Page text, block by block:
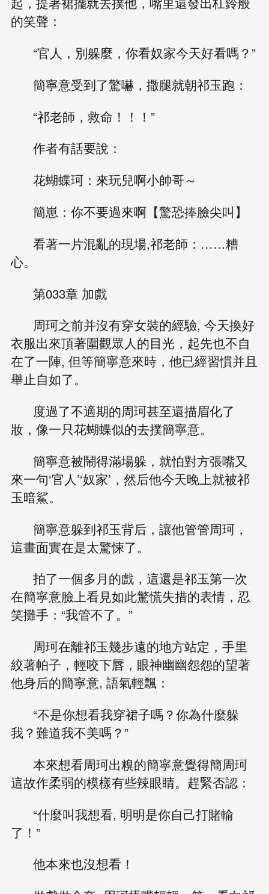
的笑聲：
“官人，別躲麼，你看奴家今天好看嗎？”
簡寧意受到了驚嚇，撒腿就朝祁玉跑：
“祁老師，救命！！！”
作者有話要說：
花蝴蝶珂：來玩兒啊小帥哥～
簡崽：你不要過來啊【驚恐捧臉尖叫】
看著一片混亂的現場,祁老師：……糟
心。
第033章 加戲
周珂之前并沒有穿女裝的經驗, 今天換好
衣服出來頂著圍觀眾人的目光，起先也不自
在了一陣, 但等簡寧意來時，他已經習慣并且
舉止自如了。
度過了不適期的周珂甚至還描眉化了
妝，像一只花蝴蝶似的去撲簡寧意。
簡寧意被鬧得滿場躲，就怕對方張嘴又
來一句‘官人’‘奴家’，然后他今天晚上就被祁
玉暗鯊。
簡寧意躲到祁玉背后，讓他管管周珂，
這畫面實在是太驚悚了。
拍了一個多月的戲，這還是祁玉第一次
在簡寧意臉上看見如此驚慌失措的表情，忍
笑攤手：“我管不了。”
周珂在離祁玉幾步遠的地方站定，手里
絞著帕子，輕咬下唇，眼神幽幽怨怨的望著
他身后的簡寧意, 語氣輕飄：
“不是你想看我穿裙子嗎？你為什麼躲
我？難道我不美嗎？”
本來想看周珂出糗的簡寧意覺得簡周珂
這故作柔弱的模樣有些辣眼睛。趕緊否認：
“什麼叫我想看, 明明是你自己打賭輸
了！”
他本來也沒想看！